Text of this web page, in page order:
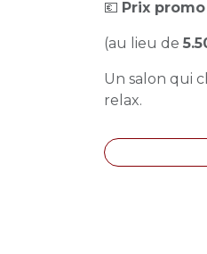
💶 Prix
(au lieu de
Un salon qui
relax.